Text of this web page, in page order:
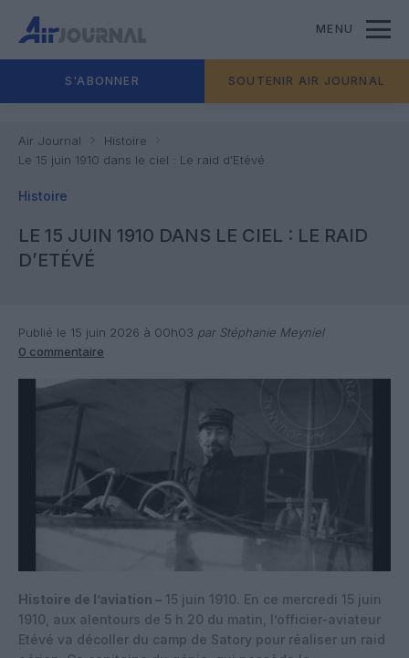
MENU
S'ABONNER SOUTENIR AIR JOURNAL
Air Journal
Histoire
Le 15 juin 1910 dans le ciel : Le raid d’Etévé
Histoire
LE 15 JUIN 1910 DANS LE CIEL : LE RAID
D’ETÉVÉ
Publié le 15 juin 2026 à 00h03 par Stéphanie Meyniel
0 commentaire
Histoire de l’aviation – 15 juin 1910. En ce mercredi 15 juin
1910, aux alentours de 5 h 20 du matin, l’officier-aviateur
Etévé va décoller du camp de Satory pour réaliser un raid